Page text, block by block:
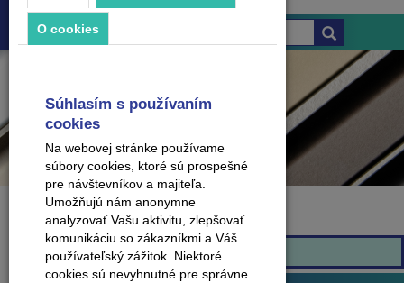
Značka
Classen
O cookies
Súhlasím s používaním
cookies
Na webovej stránke používame
súbory cookies, ktoré sú prospešné
pre návštevníkov a majiteľa.
Umožňujú nám anonymne
analyzovať Vašu aktivitu, zlepšovať
komunikáciu so zákazníkmi a Váš
používateľský zážitok. Niektoré
cookies sú nevyhnutné pre správne